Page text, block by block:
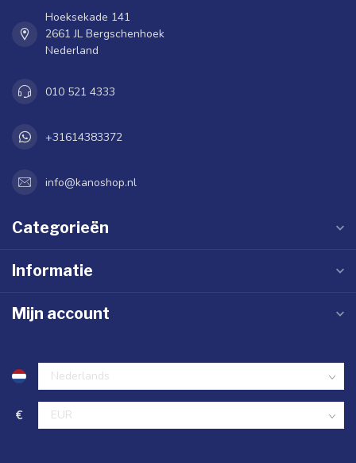
Hoeksekade 141
2661 JL Bergschenhoek
Nederland
010 521 4333
+31614383372
info@kanoshop.nl
Categorieën
Informatie
Mijn account
€